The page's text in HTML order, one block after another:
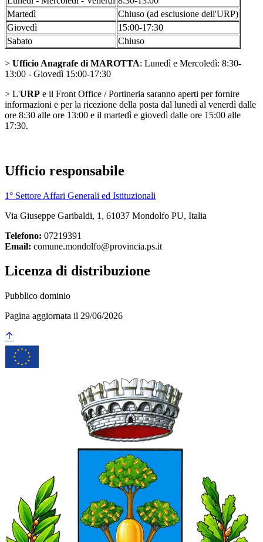
Martedì
Chiuso (ad esclusione dell'URP)
Giovedì
15:00-17:30
Sabato
Chiuso
> Ufficio Anagrafe di MAROTTA: Lunedì e Mercoledì: 8:30-
13:00 - Giovedì 15:00-17:30
> L'URP e il Front Office / Portineria saranno aperti per fornire
informazioni e per la ricezione della posta dal lunedì al venerdì dalle
ore 8:30 alle ore 13:00 e il martedì e giovedì dalle ore 15:00 alle
17:30.
Ufficio responsabile
1° Settore Affari Generali ed Istituzionali
Via Giuseppe Garibaldi, 1, 61037 Mondolfo PU, Italia
Telefono: 07219391
Email: comune.mondolfo@provincia.ps.it
Licenza di distribuzione
Pubblico dominio
Pagina aggiornata il 29/06/2026